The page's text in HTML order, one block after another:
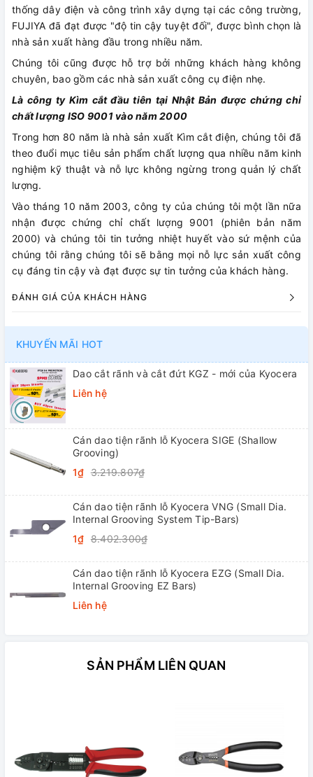
thống dây điện và công trình xây dựng tại các công trường,
FUJIYA đã đạt được "độ tin cậy tuyệt đối", được bình chọn là
nhà sản xuất hàng đầu trong nhiều năm.
Chúng tôi cũng được hỗ trợ bởi những khách hàng không
chuyên, bao gồm các nhà sản xuất công cụ điện nhẹ.
Là công ty Kìm cắt đầu tiên tại Nhật Bản được chứng chỉ
chất lượng ISO 9001 vào năm 2000
Trong hơn 80 năm là nhà sản xuất Kìm cắt điện, chúng tôi đã
theo đuổi mục tiêu sản phẩm chất lượng qua nhiều năm kinh
nghiệm kỹ thuật và nỗ lực không ngừng trong quản lý chất
lượng.
Vào tháng 10 năm 2003, công ty của chúng tôi một lần nữa
nhận được chứng chỉ chất lượng 9001 (phiên bản năm
2000) và chúng tôi tin tưởng nhiệt huyết vào sứ mệnh của
chúng tôi rằng chúng tôi sẽ bằng mọi nỗ lực sản xuất công
cụ đáng tin cậy và đạt được sự tin tưởng của khách hàng.
ĐÁNH GIÁ CỦA KHÁCH HÀNG
KHUYẾN MÃI HOT
Dao cắt rãnh và cắt đứt KGZ - mới của Kyocera
Liên hệ
Cán dao tiện rãnh lỗ Kyocera SIGE (Shallow
Grooving)
1₫ 3.219.807₫
Cán dao tiện rãnh lỗ Kyocera VNG (Small Dia.
Internal Grooving System Tip-Bars)
1₫ 8.402.300₫
Cán dao tiện rãnh lỗ Kyocera EZG (Small Dia.
Internal Grooving EZ Bars)
Liên hệ
SẢN PHẨM LIÊN QUAN